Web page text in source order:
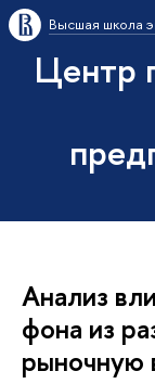
Высшая школа
Центр
Анализ
фона из
рыночную